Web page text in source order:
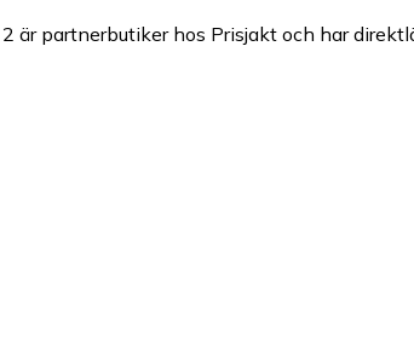
är partnerbutiker hos Prisjakt och har